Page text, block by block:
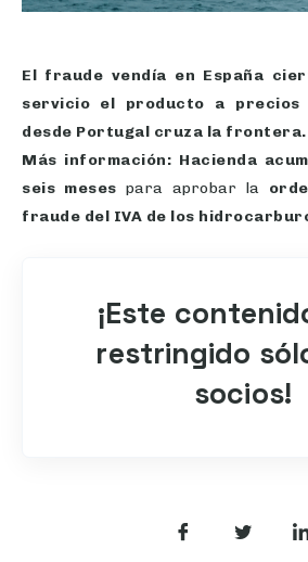
El fraude vendía en España
servicio el producto a precios
desde Portugal cruza la frontera.
Más información: Hacienda
seis meses para aprobar la
fraude del IVA de los
¡Este
restringido
socios!